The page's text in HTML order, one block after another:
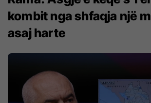
kombit nga shfaqja një
asaj harte